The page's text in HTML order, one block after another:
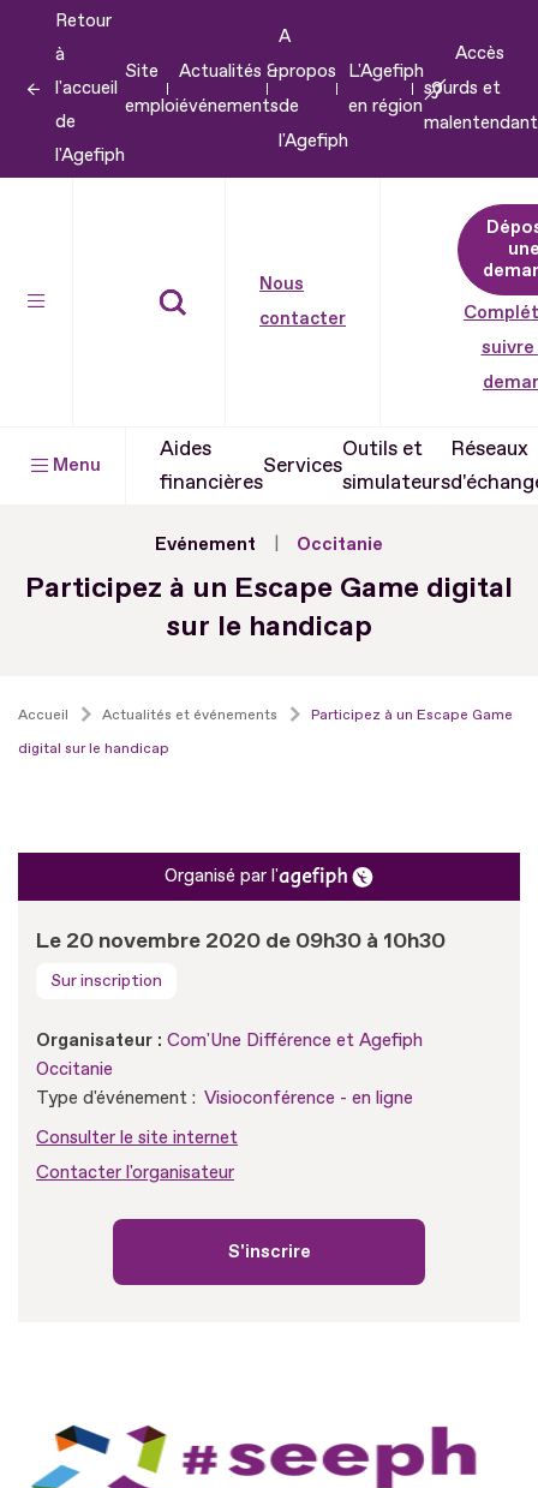
contenu
Retour
à
l'accueil
de
l'Agefiph
Site
emploi
Actualités &
événements
A
propos
de
l'Agefiph
L'Agefiph
en région
Accès
sourds et
Nous
contacter
suivre
Menu
Aides
financières
Services
Outils et
simulateurs
Réseaux
Evénement Occitanie
Participez à un Escape Game digital
sur le handicap
Accueil Actualités et événements
Participez à un Escape Game
digital sur le handicap
Organisé par l'
Le 20 novembre 2020 de 09h30 à 10h30
Sur inscription
Organisateur : Com'Une Différence et Agefiph
Occitanie
Type d'événement : Visioconférence - en ligne
Consulter le site internet
Contacter l'organisateur
S'inscrire